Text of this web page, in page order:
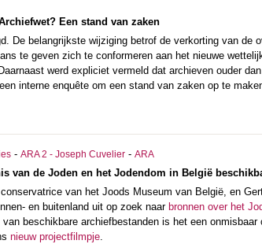
Een stand van zaken
De belangrijkste wijziging betrof de verkorting van
te geven zich te conformeren aan het nieuwe
werd expliciet vermeld dat archieven ouder
interne enquête om een stand van zaken op te
- ARA 2 - Joseph Cuvelier - ARA
van de Joden en het Jodendom in België
van het Joods Museum van België, en
en buitenland uit op zoek naar bronnen over het
beschikbare archiefbestanden is het een
nieuw projectfilmpje